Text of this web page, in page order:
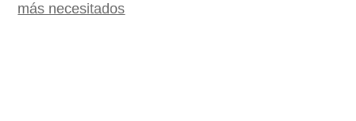
más necesitados